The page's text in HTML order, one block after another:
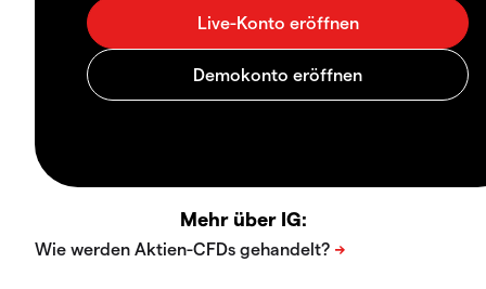
Mehr über IG: